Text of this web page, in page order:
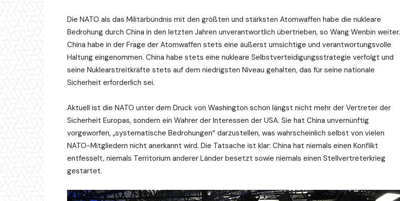
Die NATO als das Militärbündnis mit den größten und stärksten Atomwaffen habe die nukleare
Bedrohung durch China in den letzten Jahren unverantwortlich übertrieben, so Wang Wenbin weiter.
China habe in der Frage der Atomwaffen stets eine äußerst umsichtige und verantwortungsvolle
Haltung eingenommen. China habe stets eine nukleare Selbstverteidigungsstrategie verfolgt und
seine Nuklearstreitkräfte stets auf dem niedrigsten Niveau gehalten, das für seine nationale
Sicherheit erforderlich sei.
Aktuell ist die NATO unter dem Druck von Washington schon längst nicht mehr der Vertreter der
Sicherheit Europas, sondern ein Wahrer der Interessen der USA. Sie hat China unvernünftig
vorgeworfen, „systematische Bedrohungen“ darzustellen, was wahrscheinlich selbst von vielen
NATO-Mitgliedern nicht anerkannt wird. Die Tatsache ist klar: China hat niemals einen Konflikt
entfesselt, niemals Territorium anderer Länder besetzt sowie niemals einen Stellvertreterkrieg
gestartet.